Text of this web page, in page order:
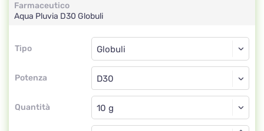
Farmaceutico
Aqua Pluvia D30 Globuli
Tipo
Tipo
Potenza
Globuli
D30
Quantità
Globuli